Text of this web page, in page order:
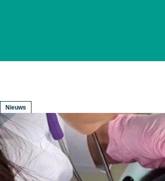
Nieuws